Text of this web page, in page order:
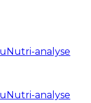
Nutri-analyse
Nutri-analyse